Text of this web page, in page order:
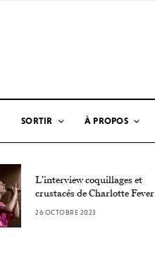
SORTIR À PROPOS
L’interview coquillages et
crustacés de Charlotte Fever
26 OCTOBRE 2023